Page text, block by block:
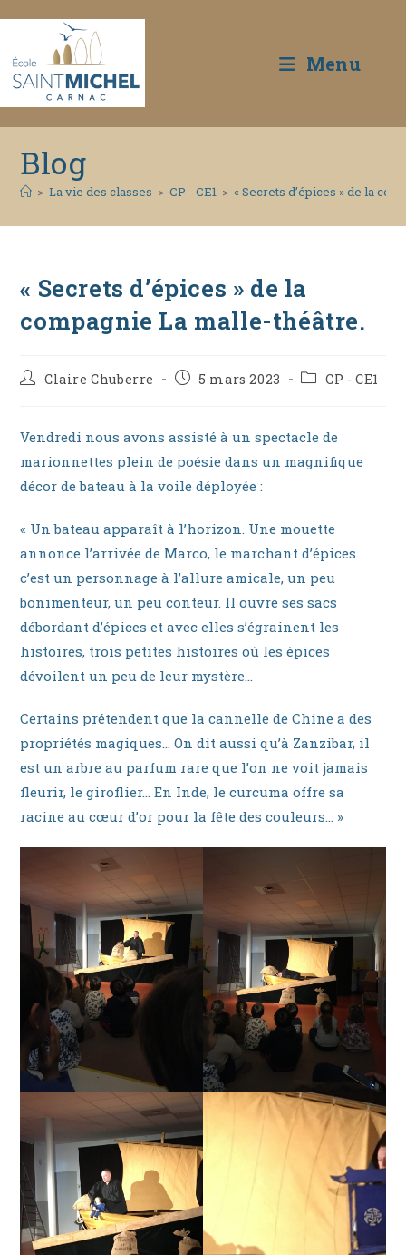
content
Menu
Blog
> La vie des classes > CP - CE1 > « Secrets d’épices » de la
« Secrets d’épices » de la
compagnie La malle-théâtre.
Auteur/autrice
publication :
Claire Chuberre
Publication
5 mars 2023
PostCP - CE1
Vendredi nous avons assisté à un spectacle de
marionnettes plein de poésie dans un magnifique
décor de bateau à la voile déployée :
« Un bateau apparaît à l’horizon. Une mouette
annonce l’arrivée de Marco, le marchant d’épices.
c’est un personnage à l’allure amicale, un peu
bonimenteur, un peu conteur. Il ouvre ses sacs
débordant d’épices et avec elles s’égrainent les
histoires, trois petites histoires où les épices
dévoilent un peu de leur mystère…
Certains prétendent que la cannelle de Chine a des
propriétés magiques… On dit aussi qu’à Zanzibar, il
est un arbre au parfum rare que l’on ne voit jamais
fleurir, le giroflier… En Inde, le curcuma offre sa
racine au cœur d’or pour la fête des couleurs… »